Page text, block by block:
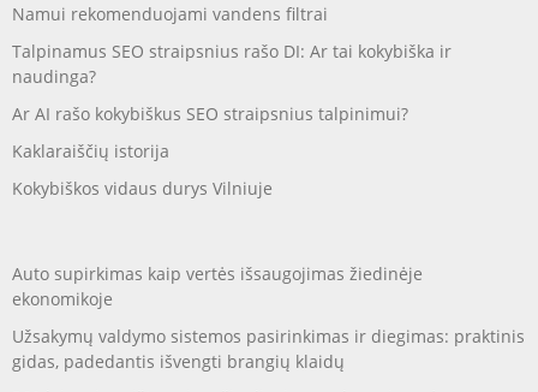
Namui rekomenduojami vandens filtrai
Talpinamus SEO straipsnius rašo DI: Ar tai kokybiška ir
naudinga?
Ar AI rašo kokybiškus SEO straipsnius talpinimui?
Kaklaraiščių istorija
Kokybiškos vidaus durys Vilniuje
Auto supirkimas kaip vertės išsaugojimas žiedinėje
ekonomikoje
Užsakymų valdymo sistemos pasirinkimas ir diegimas: praktinis
gidas, padedantis išvengti brangių klaidų